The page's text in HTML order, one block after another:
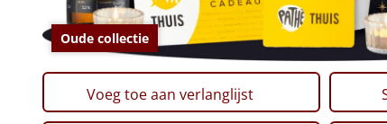
Oude collectie
Voeg toe aan verlanglijst